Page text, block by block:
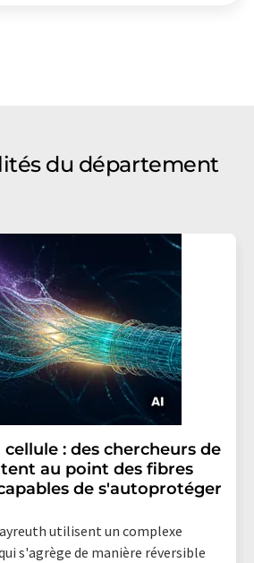
du département
: des chercheurs de
au point des fibres
de s'autoprotéger
utilisent un complexe
s'agrège de manière réversible